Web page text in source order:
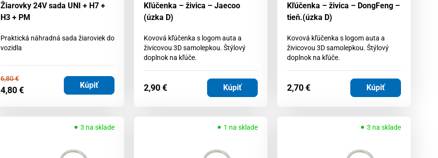
Žiarovky 24V sada UNI + H7 +
H3 + PM
Praktická náhradná sada žiaroviek do
vozidla
6,80€
4,80€ Kúpiť
Kľúčenka – živica – Jaecoo
(úzka D)
Kovová kľúčenka s logom auta a
živicovou 3D samolepkou. Štýlový
doplnok na kľúče.
2,90€ Kúpiť
Kľúčenka – živica – DongFeng –
tieň.(úzka D)
Kovová kľúčenka s logom auta a
živicovou 3D samolepkou. Štýlový
doplnok na kľúče.
2,70€ Kúpiť
3 na sklade 1 na sklade 3 na sklade